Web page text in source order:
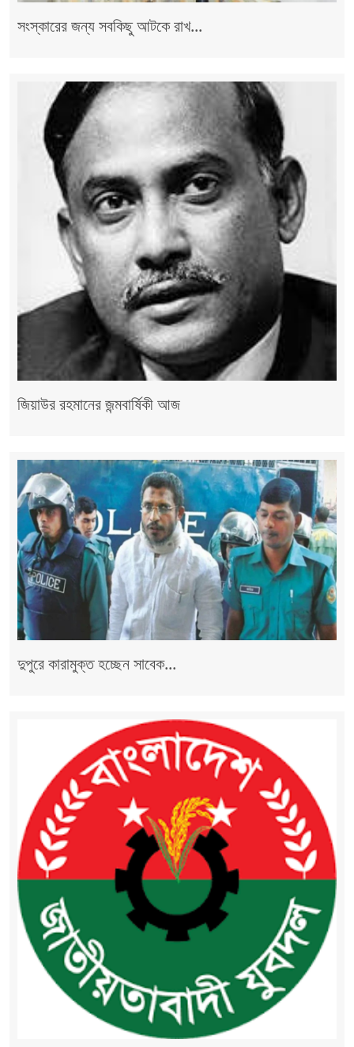
সংস্কারের জন্য সবকিছু আটকে রাখ...
জিয়াউর রহমানের জন্মবার্ষিকী আজ
দুপুরে কারামুক্ত হচ্ছেন সাবেক...